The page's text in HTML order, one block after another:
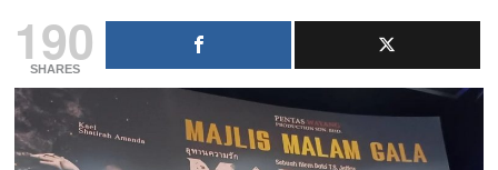
190
SHARES